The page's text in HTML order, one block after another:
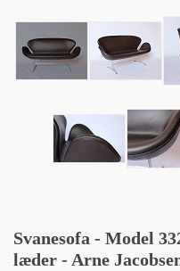
Svanesofa - Model
læder - Arne